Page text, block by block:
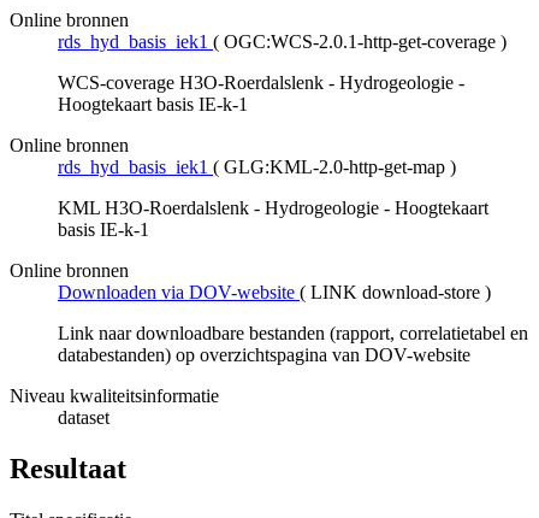
Online bronnen
rds_hyd_basis_iek1 ( OGC:WCS-2.0.1-http-get-coverage )
WCS-coverage H3O-Roerdalslenk - Hydrogeologie -
Hoogtekaart basis IE-k-1
Online bronnen
rds_hyd_basis_iek1 ( GLG:KML-2.0-http-get-map )
KML H3O-Roerdalslenk - Hydrogeologie - Hoogtekaart
basis IE-k-1
Online bronnen
Downloaden via DOV-website ( LINK download-store )
Link naar downloadbare bestanden (rapport, correlatietabel en
databestanden) op overzichtspagina van DOV-website
Niveau kwaliteitsinformatie
dataset
Resultaat